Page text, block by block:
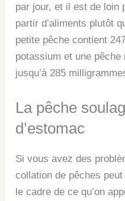
par jour, et il est de loin
partir d’aliments plutôt
petite pêche contient
potassium et une
jusqu’à 285
La pêche
d’estomac
Si vous avez des
collation de pêches
le cadre de ce qu’on